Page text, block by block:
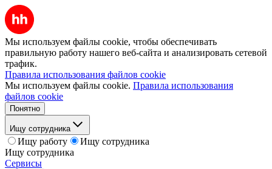
Мы используем файлы cookie, чтобы обеспечивать
правильную работу нашего веб-сайта и анализировать сетевой
трафик.
Правила использования файлов cookie
Мы используем файлы cookie. Правила использования
файлов cookie
Понятно
Ищу сотрудника
Ищу работу
Ищу сотрудника
Ищу сотрудника
Сервисы